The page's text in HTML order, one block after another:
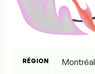
RÉGION Montréal